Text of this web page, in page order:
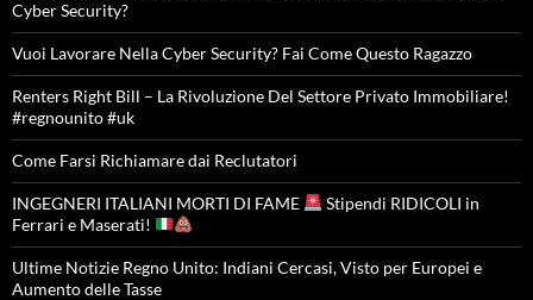
Cyber Security?
Vuoi Lavorare Nella Cyber Security? Fai Come Questo Ragazzo
Renters Right Bill – La Rivoluzione Del Settore Privato Immobiliare!
#regnounito #uk
Come Farsi Richiamare dai Reclutatori
INGEGNERI ITALIANI MORTI DI FAME
Stipendi RIDICOLI in
Ferrari e Maserati!
Ultime Notizie Regno Unito: Indiani Cercasi, Visto per Europei e
Aumento delle Tasse